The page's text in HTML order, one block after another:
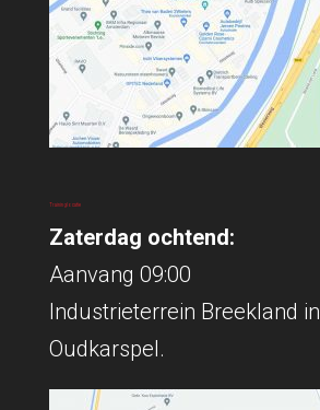
Traininglocatie
Zaterdag ochtend:
Aanvang 09:00
Industrieterrein Breekland in
Oudkarspel.